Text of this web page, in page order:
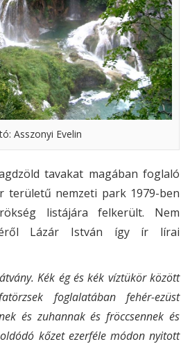
Asszonyi Evelin
tavakat magában foglaló
területű nemzeti park 1979-ben
listájára felkerült. Nem
Lázár István így ír lírai
Kék ég és kék víztükör között
foglalatában fehér-ezüst
és zuhannak és fröccsennek és
kőzet ezerféle módon nyitott